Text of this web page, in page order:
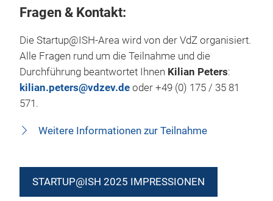
Fragen & Kontakt:
Die Startup@ISH-Area wird von der VdZ organisiert.
Alle Fragen rund um die Teilnahme und die
Durchführung beantwortet Ihnen Kilian Peters:
kilian.peters@vdzev.de oder +49 (0) 175 / 35 81
571.
Weitere Informationen zur Teilnahme
STARTUP@ISH 2025 IMPRESSIONEN